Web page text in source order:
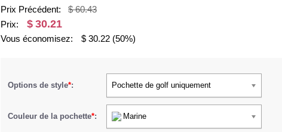
Prix Précédent:
$ 60.43
Prix:
$ 30.21
Vous économisez: $ 30.22 (50%)
Options de style*: Pochette de golf uniquement
Couleur de la pochette*: Marine